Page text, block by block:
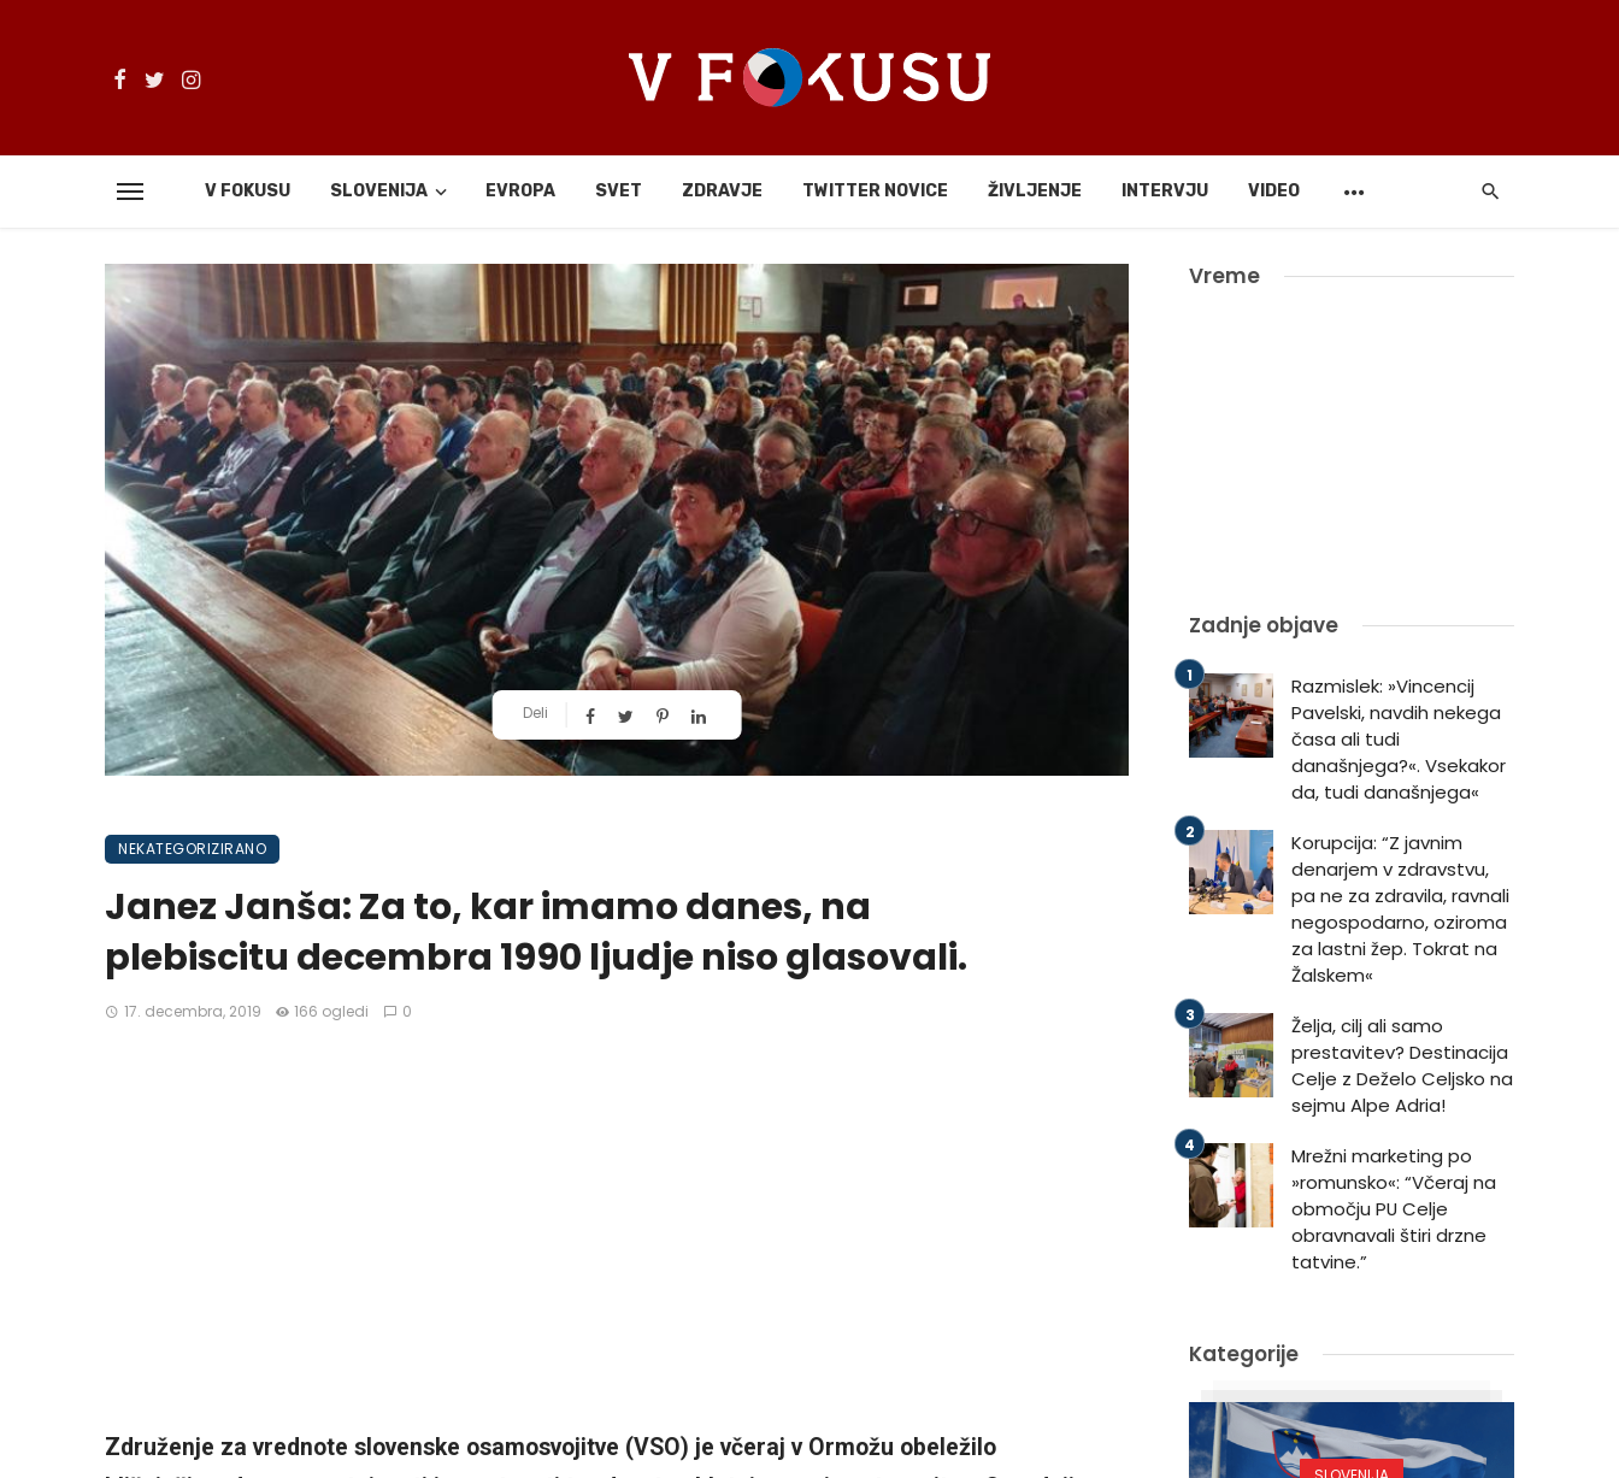
V FOKUSU SLOVENIJA EVROPA SVET ZDRAVJE TWITTER NOVICE ŽIVLJENJE INTERVJU VIDEO
Deli
NEKATEGORIZIRANO
Janez Janša: Za to, kar imamo danes, na
plebiscitu decembra 1990 ljudje niso glasovali.
17. decembra, 2019 166 ogledi 0
Združenje za vrednote slovenske osamosvojitve (VSO) je včeraj v Ormožu obeležilo
Vreme
Zadnje objave
Razmislek: »Vincencij
Pavelski, navdih nekega
časa ali tudi
današnjega?«. Vsekakor
da, tudi današnjega«
Korupcija: “Z javnim
denarjem v zdravstvu,
pa ne za zdravila, ravnali
negospodarno, oziroma
za lastni žep. Tokrat na
Žalskem«
Želja, cilj ali samo
prestavitev? Destinacija
Celje z Deželo Celjsko na
sejmu Alpe Adria!
Mrežni marketing po
»romunsko«: “Včeraj na
območju PU Celje
obravnavali štiri drzne
tatvine.”
Kategorije